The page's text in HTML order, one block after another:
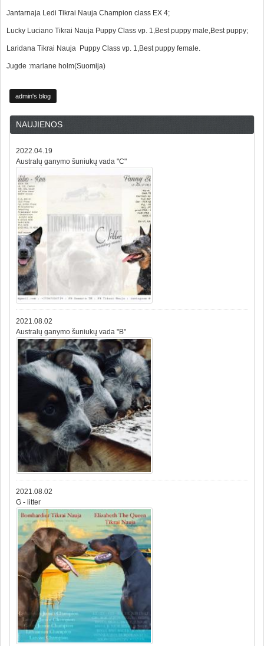
Jantarnaja Ledi Tikrai Nauja Champion class EX 4;
Lucky Luciano Tikrai Nauja Puppy Class vp. 1,Best puppy male,Best puppy;
Laridana Tikrai Nauja Puppy Class vp. 1,Best puppy female.
Jugde :mariane holm(Suomija)
admin's blog
NAUJIENOS
2022.04.19
Australų ganymo šuniukų vada "C"
2021.08.02
Australų ganymo šuniukų vada "B"
2021.08.02
G - litter